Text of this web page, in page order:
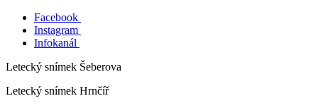
Facebook
Instagram
Infokanál
Letecký snímek Šeberova
Letecký snímek Hrnčíř